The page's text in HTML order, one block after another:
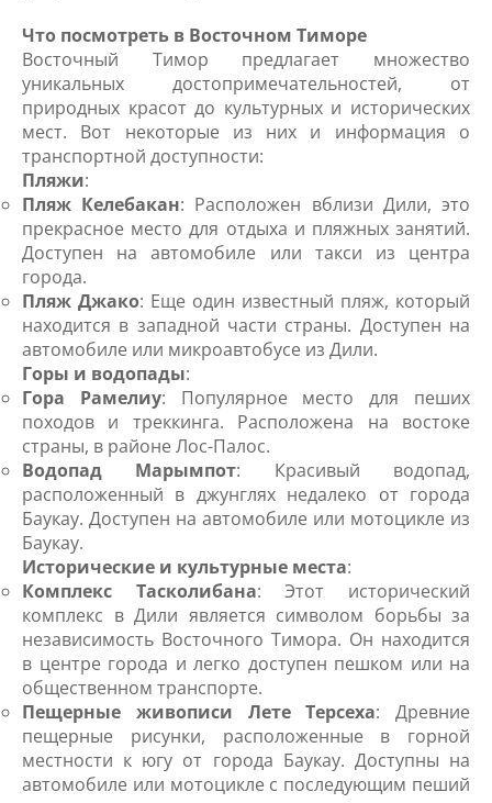
Что посмотреть в Восточном Тиморе
Восточный Тимор предлагает множество
уникальных достопримечательностей, от
природных красот до культурных и исторических
мест. Вот некоторые из них и информация о
транспортной доступности:
Пляжи:
Пляж Келебакан: Расположен вблизи Дили, это
прекрасное место для отдыха и пляжных занятий.
Доступен на автомобиле или такси из центра
города.
Пляж Джако: Еще один известный пляж, который
находится в западной части страны. Доступен на
автомобиле или микроавтобусе из Дили.
Горы и водопады:
Гора Рамелиу: Популярное место для пеших
походов и треккинга. Расположена на востоке
страны, в районе Лос-Палос.
Водопад Марымпот: Красивый водопад,
расположенный в джунглях недалеко от города
Баукау. Доступен на автомобиле или мотоцикле из
Баукау.
Исторические и культурные места:
Комплекс Тасколибана: Этот исторический
комплекс в Дили является символом борьбы за
независимость Восточного Тимора. Он находится
в центре города и легко доступен пешком или на
общественном транспорте.
Пещерные живописи Лете Терсеха: Древние
пещерные рисунки, расположенные в горной
местности к югу от города Баукау. Доступны на
автомобиле или мотоцикле с последующим пеший